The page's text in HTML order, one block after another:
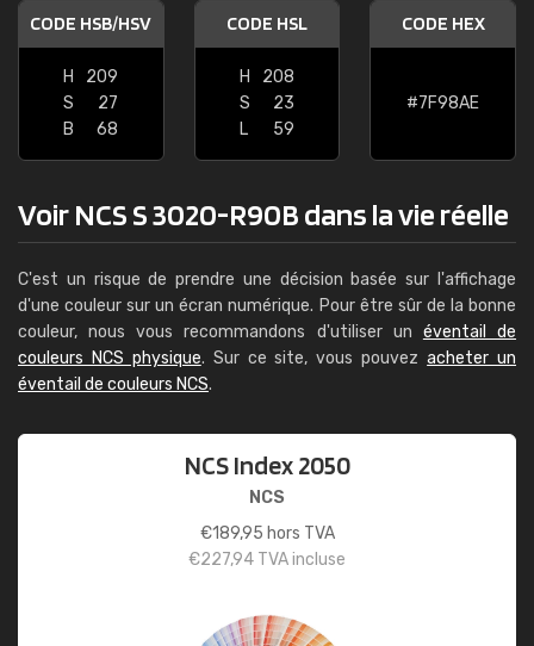
CODE HSB/HSV
H
209
S
27
B
68
CODE HSL
H
208
S
23
L
59
CODE HEX
#7F98AE
Voir NCS S 3020-R90B dans la vie réelle
C'est un risque de prendre une décision basée sur l'affichage
d'une couleur sur un écran numérique. Pour être sûr de la bonne
couleur, nous vous recommandons d'utiliser un éventail de
couleurs NCS physique. Sur ce site, vous pouvezacheter un
éventail de couleurs NCS.
NCS Index 2050
NCS
€189,95 hors TVA
€227,94 TVA incluse